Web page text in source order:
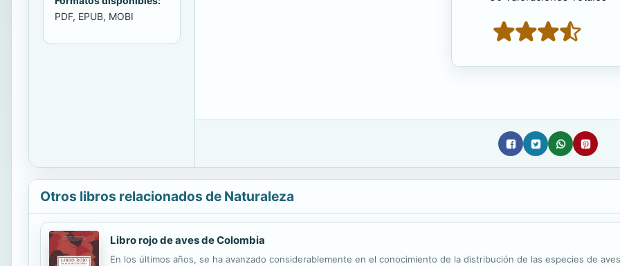
PDF, EPUB, MOBI
Otros libros relacionados de Naturaleza
Libro rojo de aves de Colombia
En los últimos años, se ha avanzado considerablemente en el conocimiento de la distribución de las especies de